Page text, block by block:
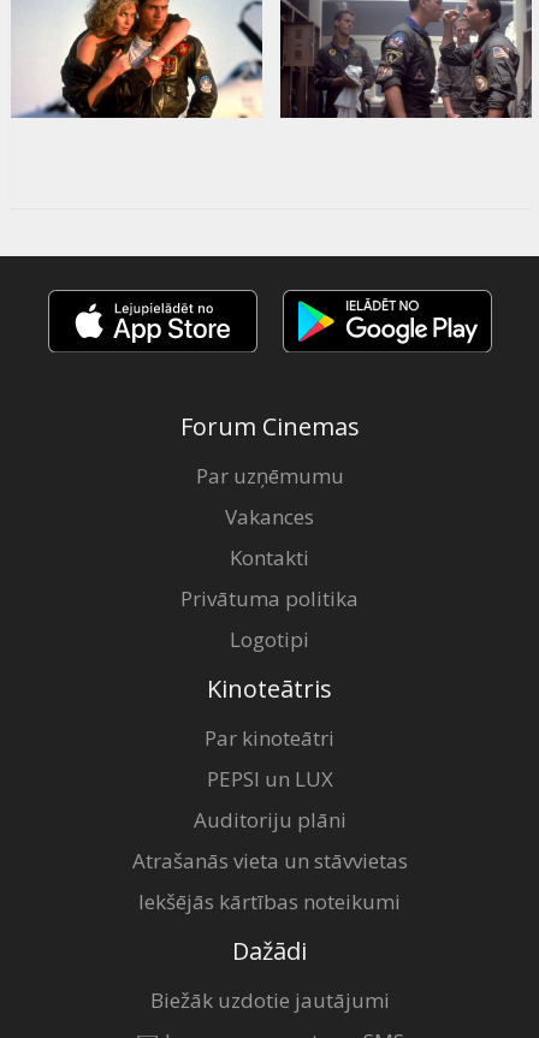
Forum Cinemas
Par uzņēmumu
Vakances
Kontakti
Privātuma politika
Logotipi
Kinoteātris
Par kinoteātri
PEPSI un LUX
Auditoriju plāni
Atrašanās vieta un stāvvietas
Iekšējās kārtības noteikumi
Dažādi
Biežāk uzdotie jautājumi